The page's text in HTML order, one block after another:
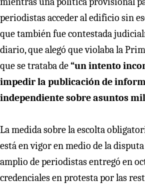
periodistas acceder al edificio sin
que también fue contestada
diario, que alegó que violaba la
que se trataba de“un intento
impedir la publicación de
independiente sobre asuntos
La medida sobre la escolta
está en vigor en medio de la
amplio de periodistas entregó en
credenciales en protesta por las